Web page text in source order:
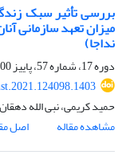
بررسی تأثیر سبک
میزان تعهد سازمانی
نداجا)
دوره 17، شماره 57، پاییز 1400، صفحه
حمید کریمی، نبی الله
مشاهده مقاله
اصل